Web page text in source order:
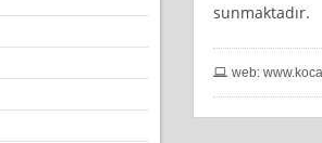
sunmaktadır.
web: